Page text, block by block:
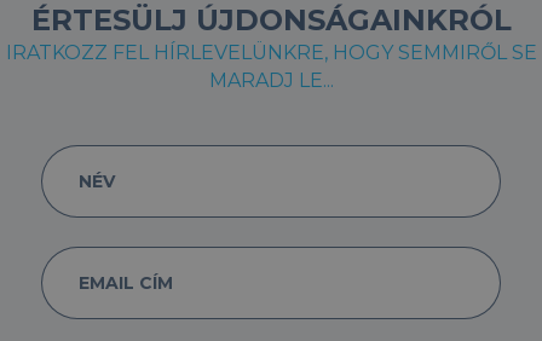
ÉRTESÜLJ ÚJDONSÁGAINKRÓL
IRATKOZZ FEL HÍRLEVELÜNKRE, HOGY SEMMIRŐL SE
MARADJ LE...